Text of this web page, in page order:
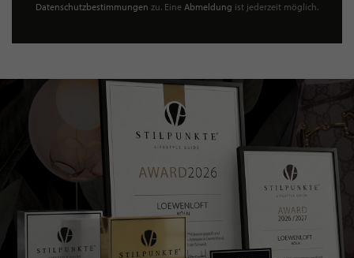
Datenschutzbestimmungen zu. Eine Abmeldung ist jederzeit möglich.